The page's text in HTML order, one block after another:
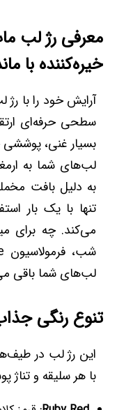
معرفی رژ لب
خیره‌کننده با
سطحی حرفه‌ای
بسیار غنی، پوششی
لب‌های شما به
به دلیل بافت
تنها با یک بار
می‌کند. چه برای
لب‌های شما باقی
تنوع رنگی
این رژ لب در
با هر سلیقه و